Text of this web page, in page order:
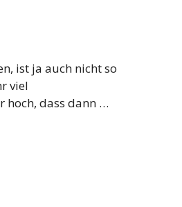
ist ja auch nicht so
viel
hoch, dass dann …